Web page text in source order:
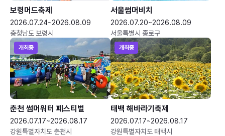
보령머드축제
2026.07.24~2026.08.09
충청남도 보령시
서울썸머비치
2026.07.20~2026.08.09
서울특별시 종로구
개최중
춘천 썸머워터 페스티벌
2026.07.17~2026.08.17
강원특별자치도 춘천시
개최중
태백 해바라기축제
2026.07.17~2026.08.17
강원특별자치도 태백시